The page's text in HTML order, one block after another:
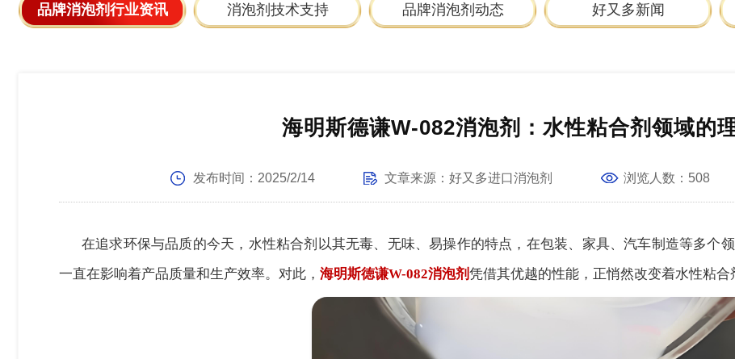
品牌消泡剂行业资讯 消泡剂技术支持 品牌消泡剂动态 好又多新闻
海明斯德谦W-082消泡剂：水性粘合剂领域的
发布时间： 2025/2/14 文章来源： 好又多进口消泡剂 浏览人数： 508
在追求环保与品质的今天，水性粘合剂以其无毒、无味、易操作的特点，在包装、家具、汽车制造等多个
一直在影响着产品质量和生产效率。对此， 海明斯徳谦W-082消泡剂凭借其优越的性能，正悄然改变着水性粘合